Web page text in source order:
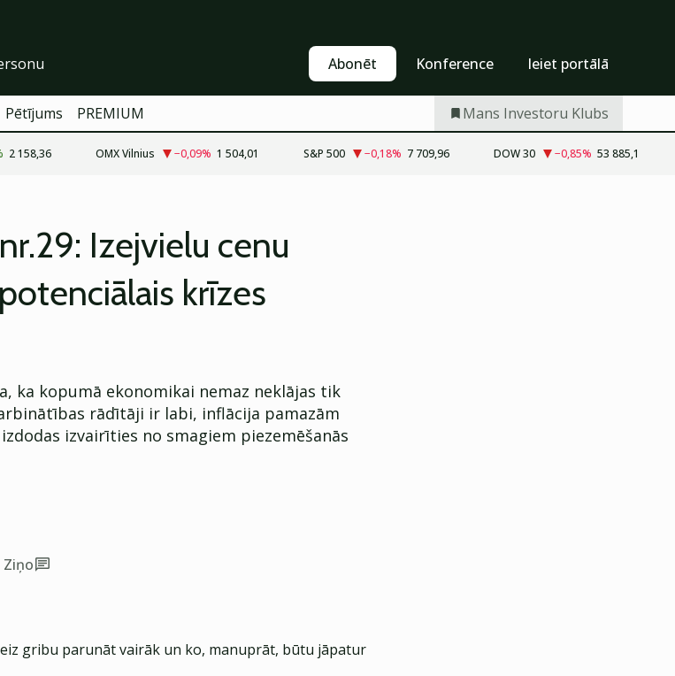
Abonēt Konference Ieiet portālā
Pētījums PREMIUM Mans Investoru Klubs
2 158,36 OMX Vilnius −0,09% 1 504,01 S&P 500 −0,18% 7 709,96 DOW 30 −0,85% 53 885,1
Izejvielu cenu
krīzes
ka kopumā ekonomikai nemaz neklājas tik
rādītāji ir labi, inflācija pamazām
izvairīties no smagiem piezemēšanās
Ziņo
gribu parunāt vairāk un ko, manuprāt, būtu jāpatur